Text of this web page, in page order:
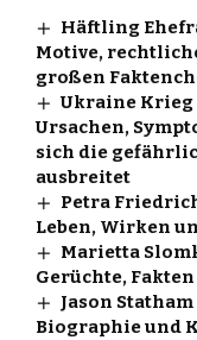
Häftling
Motive,
großen
Ukraine Krieg
Ursachen,
sich die
ausbreitet
Petra
Leben, Wirken
Marietta
Gerüchte,
Jason
Biographie und